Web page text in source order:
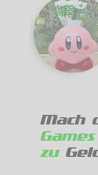
Mach
zu